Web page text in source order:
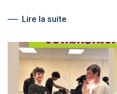
Lire la suite